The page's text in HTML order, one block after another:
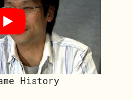
History